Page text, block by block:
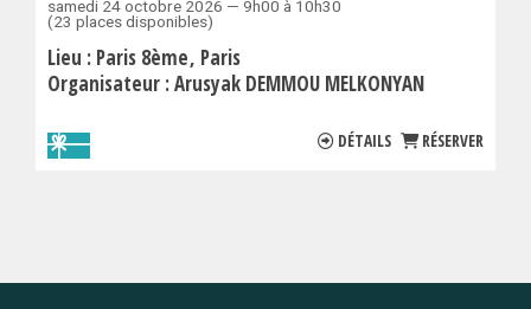
samedi 24 octobre 2026 — 9h00 à 10h30
(23 places disponibles)
Lieu : Paris 8ème Paris
Organisateur :Arusyak DEMMOU MELKONYAN
DÉTAILS RÉSERVER